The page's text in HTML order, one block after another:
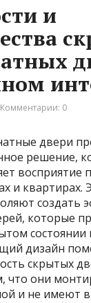
и
Комментарии: 0
двери
решение,
восприятие
и квартирах.
создать
которые
состоянии
дизайн
скрытых
что они
и не имеют